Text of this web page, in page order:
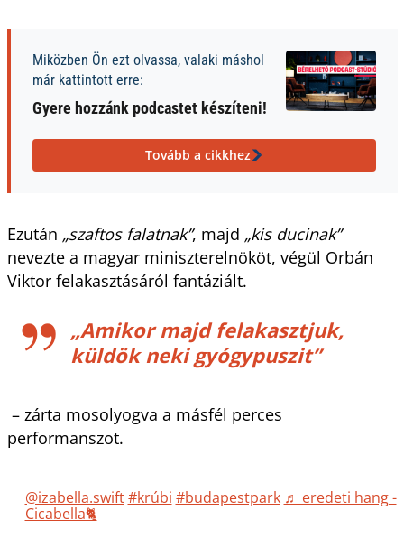
Miközben Ön ezt olvassa, valaki máshol
már kattintott erre:
Gyere hozzánk podcastet készíteni!
Tovább a cikkhez
Ezután „szaftos falatnak”, majd „kis ducinak”
nevezte a magyar miniszterelnököt, végül Orbán
Viktor felakasztásáról fantáziált.
„Amikor majd felakasztjuk,
küldök neki gyógypuszit”
– zárta mosolyogva a másfél perces
performanszot.
@izabella.swift #krúbi #budapestpark ♬ eredeti hang -
Cicabella🐈